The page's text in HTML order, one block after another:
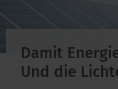
Damit
Und die